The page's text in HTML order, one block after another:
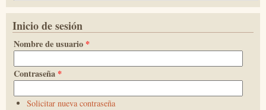
Inicio de sesión
Nombre de usuario *
Contraseña *
Solicitar nueva contraseña